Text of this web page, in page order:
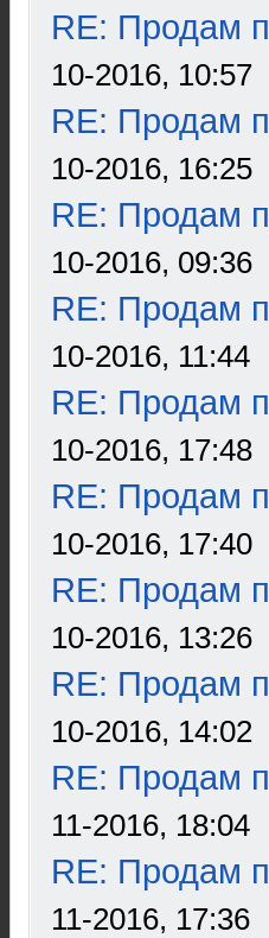
RE: Продам
10-2016, 10:57
RE: Продам
10-2016, 16:25
RE: Продам
10-2016, 09:36
RE: Продам
10-2016, 11:44
RE: Продам
10-2016, 17:48
RE: Продам
10-2016, 17:40
RE: Продам
10-2016, 13:26
RE: Продам
10-2016, 14:02
RE: Продам
11-2016, 18:04
RE: Продам
11-2016, 17:36